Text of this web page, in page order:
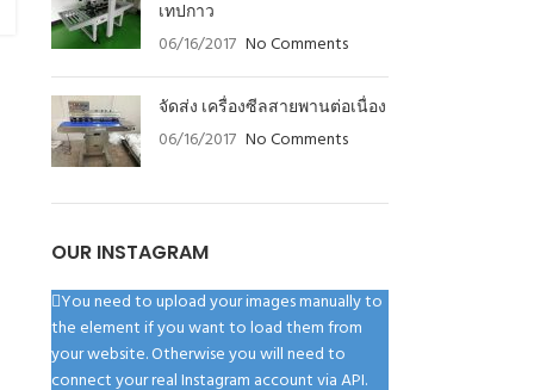
เทปกาว
06/16/2017 No Comments
จัดส่ง เครื่องซีลสายพานต่อเนื่อง
06/16/2017 No Comments
OUR INSTAGRAM
You need to upload your images manually to
the element if you want to load them from
your website. Otherwise you will need to
connect your real Instagram account via API.